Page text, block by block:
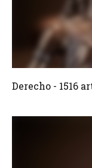
Crear
Derecho - 1516